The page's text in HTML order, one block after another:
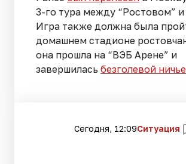
3-го тура между “Ростовом”
Игра также должна была
домашнем стадионе
она прошла на “ВЭБ Арене” и
завершилась безголевой
Сегодня, 12:09Ситуация